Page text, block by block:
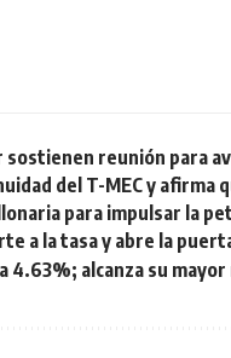
sostienen reunión para
del T-MEC y afirma
para impulsar la
a la tasa y abre la
4.63%; alcanza su